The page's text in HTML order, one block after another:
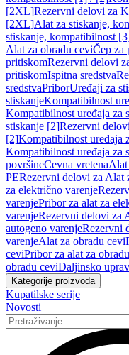
[2XL]Rezervni delovi za
[2XL]Alat za stiskanje,
stiskanje, kompatibilnost
Alat za obradu ceviČep za
pritiskomRezervni delovi
pritiskomIspitna sredstva
sredstvaPriborUređaji za
stiskanjeKompatibilnost
Kompatibilnost uređaja za
stiskanje [2]Rezervni
[2]Kompatibilnost uređaja
Kompatibilnost uređaja za
površineCevna vretenaAlat
PERezervni delovi za Alat
za električno varenje
varenjePribor za alat za
varenjeRezervni delovi za
autogeno varenjeRezervni
varenjeAlat za obradu cevi
ceviPribor za alat za
obradu ceviDaljinsko
Kategorije proizvoda
Kupatilske serije
Novosti